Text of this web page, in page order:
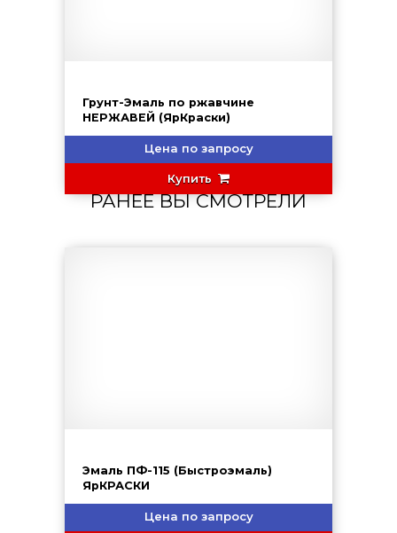
Грунт-Эмаль по ржавчине
НЕРЖАВЕЙ (ЯрКраски)
Цена по запросу
Купить
РАНЕЕ ВЫ СМОТРЕЛИ
Эмаль ПФ-115 (Быстроэмаль)
ЯрКРАСКИ
Цена по запросу